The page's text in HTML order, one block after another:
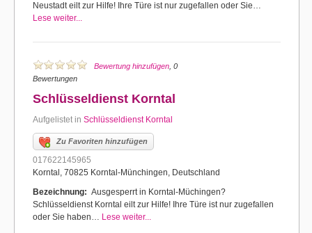
Neustadt eilt zur Hilfe! Ihre Türe ist nur zugefallen oder Sie…
Lese weiter...
Bewertung hinzufügen , 0
Bewertungen
Schlüsseldienst Korntal
Aufgelistet in Schlüsseldienst Korntal
Zu Favoriten hinzufügen
017622145965
Korntal, 70825 Korntal-Münchingen, Deutschland
Bezeichnung: Ausgesperrt in Korntal-Müchingen?
Schlüsseldienst Korntal eilt zur Hilfe! Ihre Türe ist nur zugefallen
oder Sie haben… Lese weiter...